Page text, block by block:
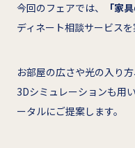
今回のフェアでは、 「家
ディネート相談サービスを
お部屋の広さや光の入り
3Dシミュレーションも用
ータルにご提案します。